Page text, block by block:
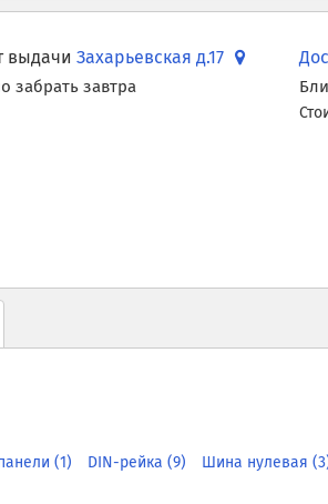
выдачи Захарьевская д.17
забрать завтра
(1) DIN-рейка (9) Шина нулевая